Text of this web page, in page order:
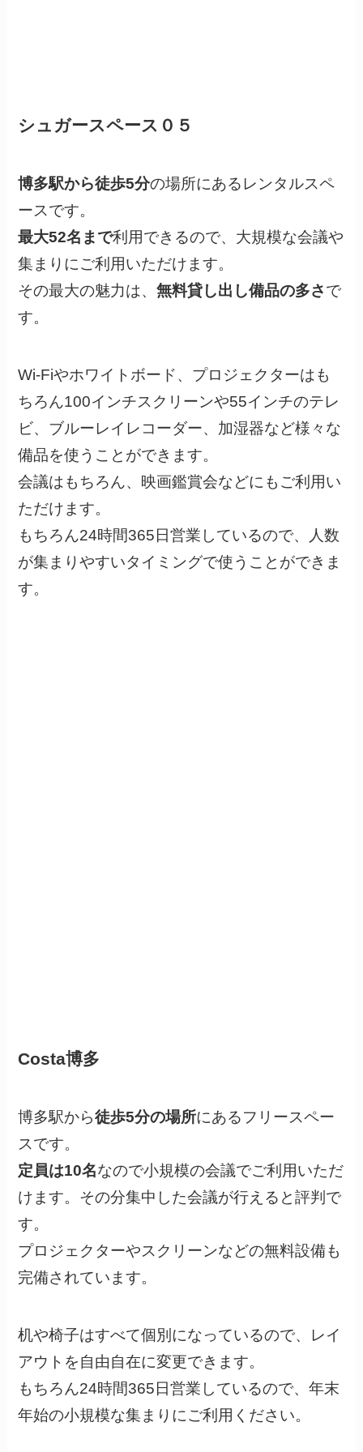
シュガースペース０５
博多駅から徒歩5分の場所にあるレンタルスペ
ースです。
最大52名まで利用できるので、大規模な会議や
集まりにご利用いただけます。
その最大の魅力は、無料貸し出し備品の多さで
す。
Wi-Fiやホワイトボード、プロジェクターはも
ちろん100インチスクリーンや55インチのテレ
ビ、ブルーレイレコーダー、加湿器など様々な
備品を使うことができます。
会議はもちろん、映画鑑賞会などにもご利用い
ただけます。
もちろん24時間365日営業しているので、人数
が集まりやすいタイミングで使うことができま
す。
Costa博多
博多駅から徒歩5分の場所にあるフリースペー
スです。
定員は10名なので小規模の会議でご利用いただ
けます。その分集中した会議が行えると評判で
す。
プロジェクターやスクリーンなどの無料設備も
完備されています。
机や椅子はすべて個別になっているので、レイ
アウトを自由自在に変更できます。
もちろん24時間365日営業しているので、年末
年始の小規模な集まりにご利用ください。